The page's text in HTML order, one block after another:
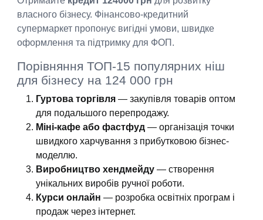
власного бізнесу. Фінансово-кредитний
супермаркет пропонує вигідні умови, швидке
оформлення та підтримку для ФОП.
Порівняння ТОП-15 популярних ніш
для бізнесу на 124 000 грн
Гуртова торгівля — закупівля товарів оптом
для подальшого перепродажу.
Міні-кафе або фастфуд — організація точки
швидкого харчування з прибутковою бізнес-
моделлю.
Виробництво хендмейду — створення
унікальних виробів ручної роботи.
Курси онлайн — розробка освітніх програм і
продаж через інтернет.